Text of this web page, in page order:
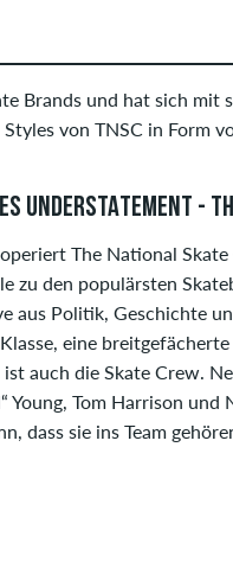
Brands und hat sich
von TNSC in Form
UNDERSTATEMENT -
The National
zu den populärsten
aus Politik, Geschichte
eine
ist auch die Skate Crew.
Young, Tom Harrison und
dass sie ins Team